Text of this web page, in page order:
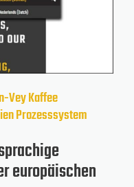
VeyKaffee
Prozesssystem
europäischen